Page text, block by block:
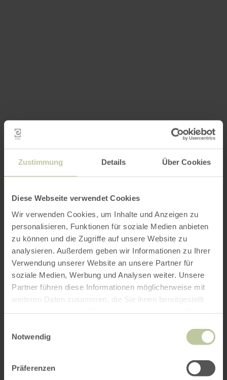
Zustimmung Details Über Cookies
Diese Webseite verwendet Cookies
Wir verwenden Cookies, um Inhalte und Anzeigen zu
personalisieren, Funktionen für soziale Medien anbieten
zu können und die Zugriffe auf unsere Website zu
analysieren. Außerdem geben wir Informationen zu Ihrer
Verwendung unserer Website an unsere Partner für
soziale Medien, Werbung und Analysen weiter. Unsere
Partner führen diese Informationen möglicherweise mit
weiteren Daten zusammen, die Sie ihnen bereitgestellt
Notwendig
Präferenzen